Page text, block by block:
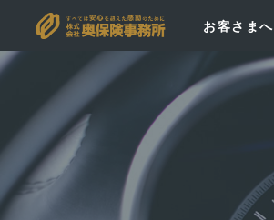
お客さまへ
VISION